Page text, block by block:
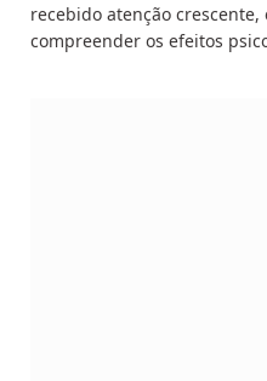
recebido atenção
compreender os efeitos